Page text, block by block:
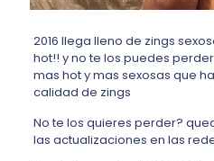
2016 llega lleno de zings
hot!! y no te los puedes
mas hot y mas sexosas que
calidad de zings
No te los quieres perder?
las actualizaciones en las